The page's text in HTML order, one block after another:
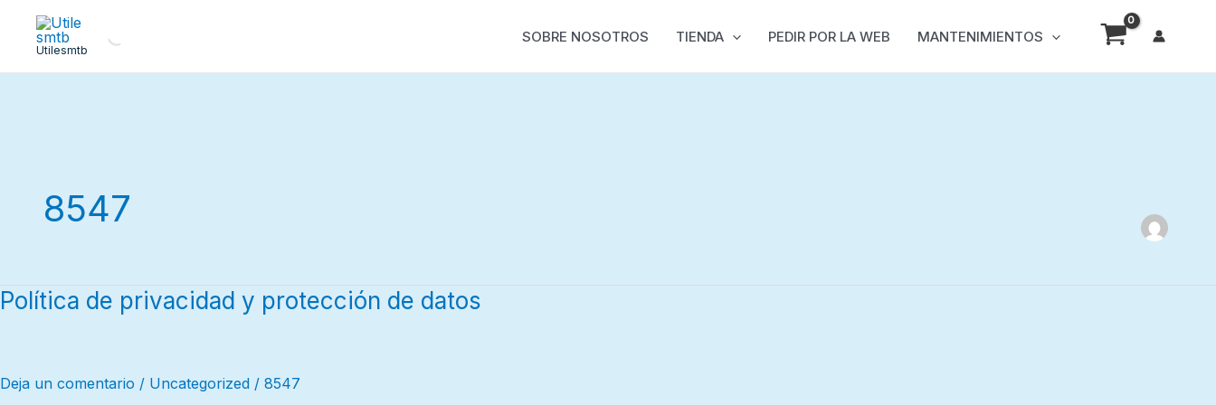
Utilesmtb
SOBRE NOSOTROS TIENDA PEDIR POR LA WEB MANTENIMIENTOS
8547
Política de privacidad y protección de datos
Deja un comentario / Uncategorized / 8547
Política
y